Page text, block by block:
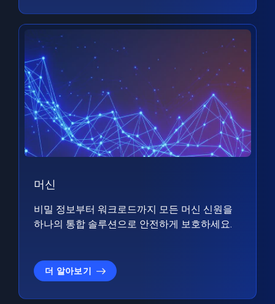
머신
비밀 정보부터 워크로드까지 모든 머신 신원을
하나의 통합 솔루션으로 안전하게 보호하세요.
더 알아보기